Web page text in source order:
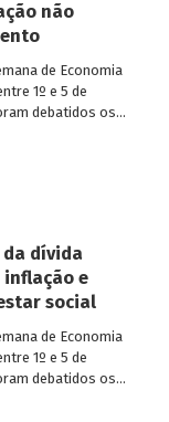
não
de Economia
1º e 5 de
debatidos os
40 anos,
da dívida
e
social
de Economia
1º e 5 de
debatidos os